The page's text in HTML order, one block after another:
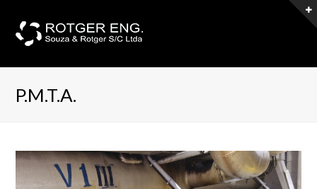
P.M.T.A.